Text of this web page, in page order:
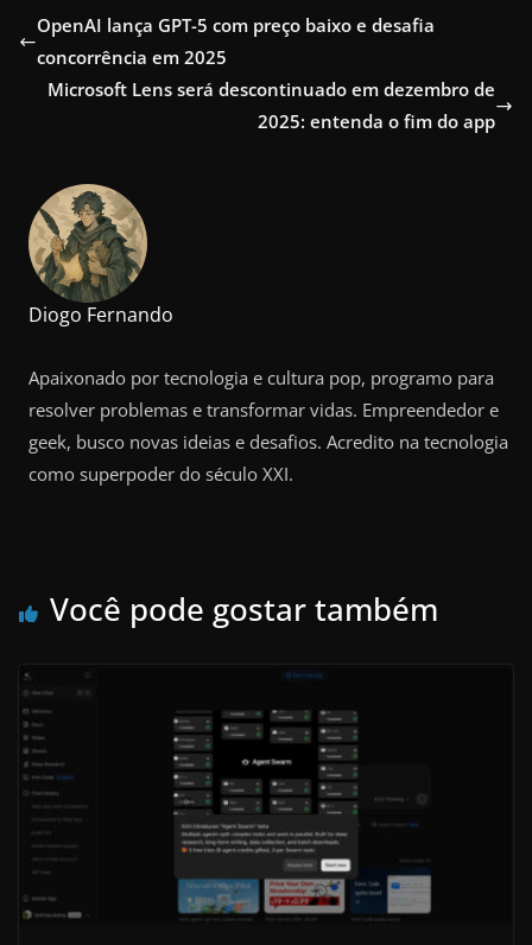
OpenAI lança GPT-5 com preço baixo e desafia
concorrência em 2025
Microsoft Lens será descontinuado em dezembro de
2025: entenda o fim do app
Diogo Fernando
Apaixonado por tecnologia e cultura pop, programo para
resolver problemas e transformar vidas. Empreendedor e
geek, busco novas ideias e desafios. Acredito na tecnologia
como superpoder do século XXI.
Você pode gostar também